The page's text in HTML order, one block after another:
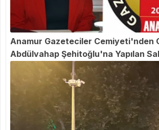
Anamur Gazeteciler Cemiyeti'nden
Abdülvahap Şehitoğlu'na Yapılan